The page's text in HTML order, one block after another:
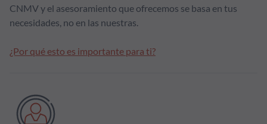
CNMV y el asesoramiento que ofrecemos se basa en tus
necesidades, no en las nuestras.
¿Por qué esto es importante para ti?